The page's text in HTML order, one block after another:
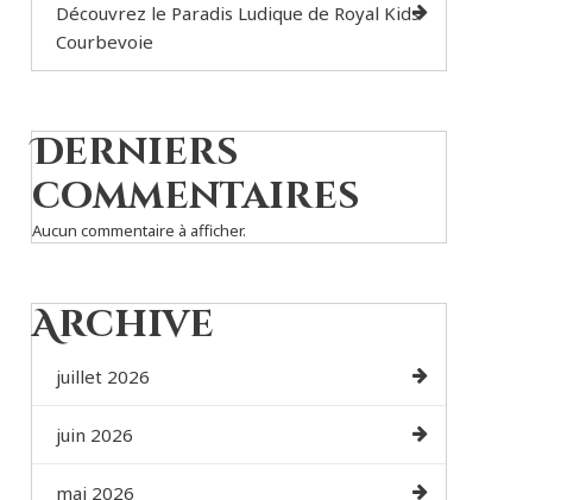
Découvrez le Paradis Ludique de Royal Kids
Courbevoie
Derniers
commentaires
Aucun commentaire à afficher.
Archive
juillet 2026
juin 2026
mai 2026